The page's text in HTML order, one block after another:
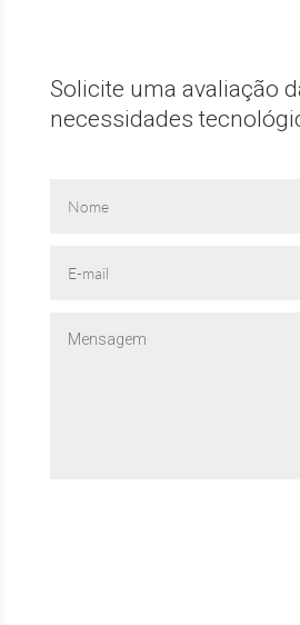
Solicite uma avaliação
necessidades